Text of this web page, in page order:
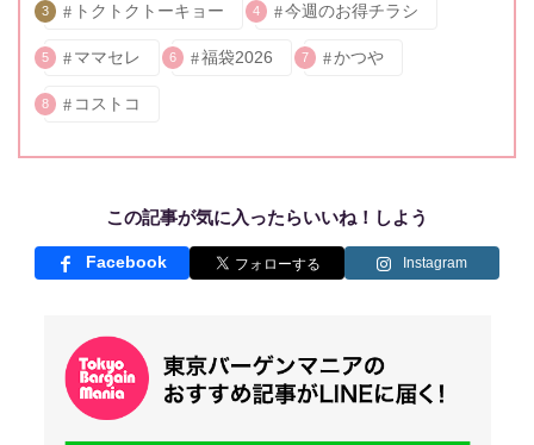
3 トクトクトーキョー 4 今週のお得チラシ
5 ママセレ 6 福袋2026 7 かつや
8 コストコ
この記事が気に入ったらいいね！しよう
Facebook Instagram